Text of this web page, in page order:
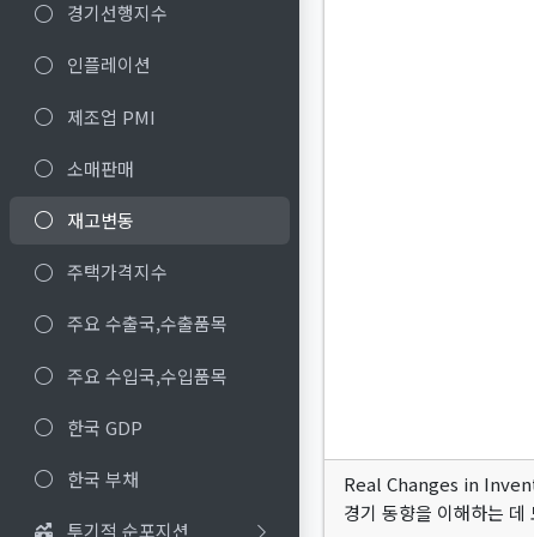
경기선행지수
인플레이션
제조업 PMI
소매판매
재고변동
주택가격지수
주요 수출국,수출품목
주요 수입국,수입품목
한국 GDP
한국 부채
투기적 순포지션
Real Changes in
경기 동향을 이해하는